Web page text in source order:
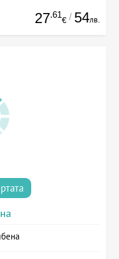
27.61
€ / 54лв.